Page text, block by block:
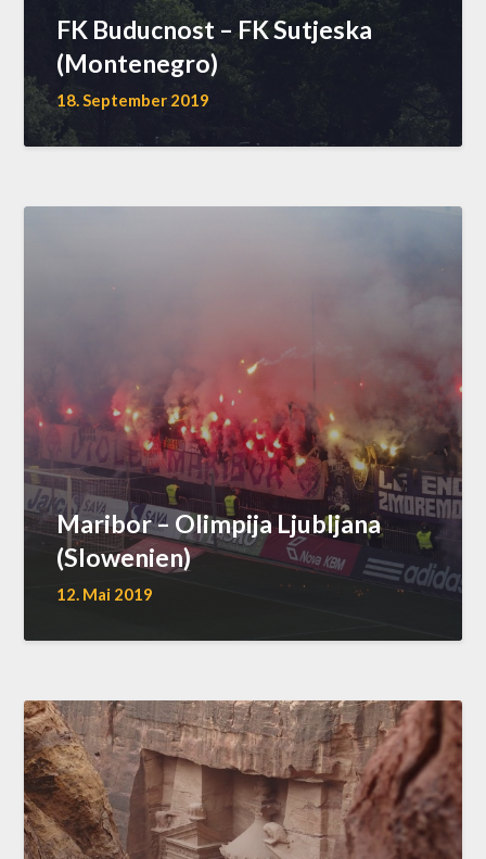
FK Buducnost – FK Sutjeska
(Montenegro)
18. September 2019
Maribor – Olimpija Ljubljana
(Slowenien)
12. Mai 2019